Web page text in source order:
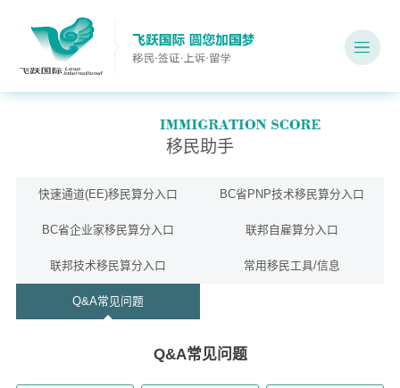
移民助手
快速通道(EE)移民算分入口 BC省PNP技术移民算分入口
BC省企业家移民算分入口 联邦自雇算分入口
联邦技术移民算分入口 常用移民工具/信息
Q&A常见问题
Q&A常见问题